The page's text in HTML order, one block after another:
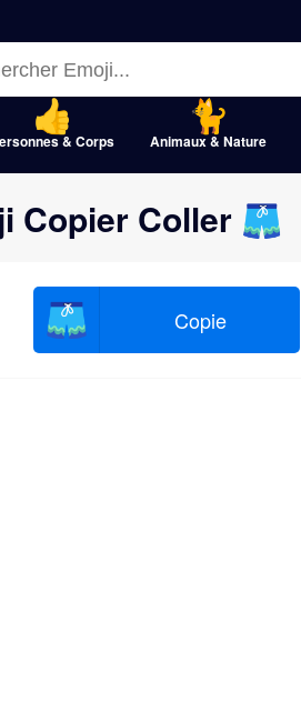
& Corps Animaux & Nature
Copier Coller 🩳
🩳 Copie